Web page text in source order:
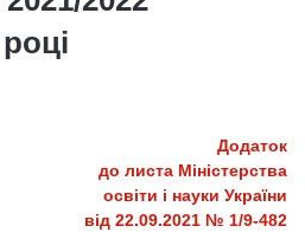
Додаток
до листа Міністерства
освіти і науки України
від 22.09.2021 № 1/9-482